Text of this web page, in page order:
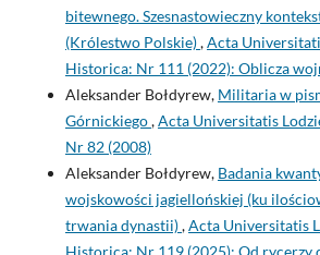
bitewnego. Szesnastowieczny
(Królestwo Polskie),Acta
Historica: Nr 111 (2022): Oblicza
Aleksander Bołdyrew, Militaria w
Górnickiego,Acta Universitatis
Nr 82 (2008)
Aleksander Bołdyrew, Badania
wojskowości jagiellońskiej (ku
trwania dynastii),Acta Universitatis
Historica: Nr 119 (2025): Od rycerzy